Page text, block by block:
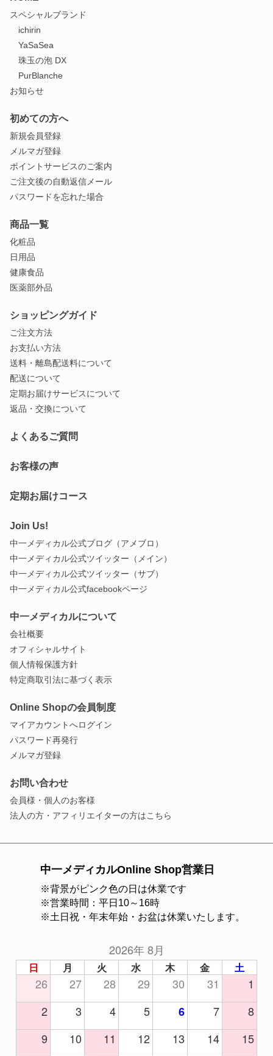
スペシャルブランド
ichirin
YaSaSea
珠玉の泡 DX
PurBlanche
お知らせ
初めての方へ
新規会員登録
メルマガ登録
ポイントサービスのご案内
ご注文後の自動返信メール
パスワードを忘れた場合
商品一覧
化粧品
日用品
健康食品
医薬部外品
ショッピングガイド
ご注文方法
お支払い方法
送料・離島配送料について
配送について
定期お届けサービスについて
返品・交換について
よくあるご質問
お客様の声
定期お届けコース
Join Us!
中一メディカル公式ブログ（アメブロ）
中一メディカル公式ツイッター（メイン）
中一メディカル公式ツイッター（サブ）
中一メディカル公式facebookページ
中一メディカルについて
会社概要
オフィシャルサイト
個人情報保護方針
特定商取引法に基づく表示
Online Shopの会員制度
マイアカウントへログイン
パスワード再発行
メルマガ登録
お問い合わせ
会員様・個人のお客様
法人の方・アフィリエイターの方はこちら
中一メディカルOnline Shop営業日
※背景がピンク色の日は休業です
※営業時間：平日10～16時
※土日祝・年末年始・お盆は休業いたします。
2026年 8月
日 月 火 水 木 金 土
26 27 28 29 30 31
1
2
3 4 5 6 7
8
9
10 11 12 13 14
15